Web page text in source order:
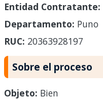
Entidad Contratante:
Departamento: Puno
RUC: 20363928197
Sobre el proceso
Objeto: Bien